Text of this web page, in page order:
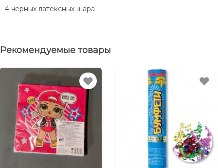
4 черных латексных шара
Рекомендуемые товары